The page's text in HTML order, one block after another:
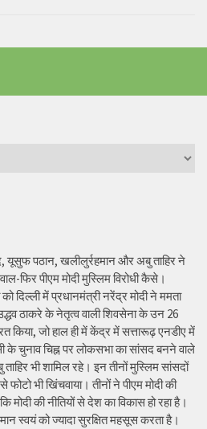
यूसुफ पठान, खलीलुर्रहमान और अबु ताहिर ने
फिर पीएम मोदी मुस्लिम विरोधी कैसे।
दिल्ली में प्रधानमंत्री नरेंद्र मोदी ने ममता
ठाकरे के नेतृत्व वाली शिवसेना के उन 26
किया, जो हाल ही में केंद्र में सत्तारूढ़ एनडीए में
के चुनाव चिह्न पर लोकसभा का सांसद बनने वाले
भी शामिल रहे। इन तीनों मुस्लिम सांसदों
भी खिंचवाया। तीनों ने पीएम मोदी की
मोदी की नीतियों से देश का विकास हो रहा है।
स्वयं को ज्यादा सुरक्षित महसूस करता है।